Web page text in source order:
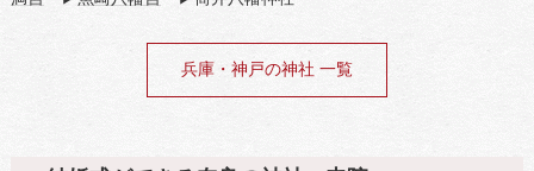
兵庫・神戸の神社 一覧